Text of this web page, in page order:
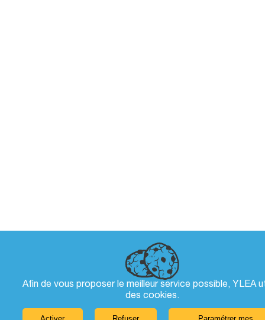
Afin de vous proposer le meilleur service possible, YLEA
des cookies.